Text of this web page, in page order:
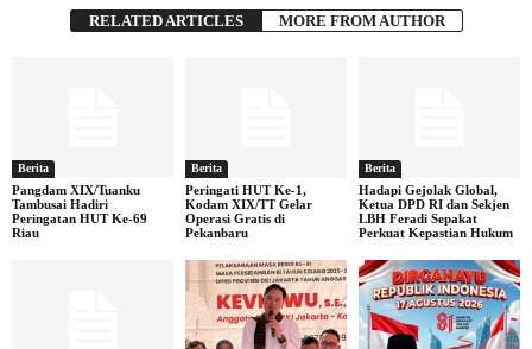
RELATED ARTICLES MORE FROM AUTHOR
Berita
Pangdam XIX/Tuanku
Tambusai Hadiri
Peringatan HUT Ke-69
Riau
Berita
Peringati HUT Ke-1,
Kodam XIX/TT Gelar
Operasi Gratis di
Pekanbaru
Berita
Hadapi Gejolak Global,
Ketua DPD RI dan Sekjen
LBH Feradi Sepakat
Perkuat Kepastian Hukum